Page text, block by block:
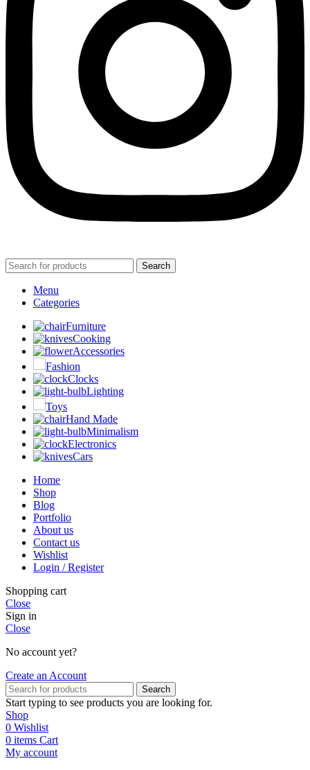
Search
Menu
Categories
Furniture
Cooking
Accessories
Fashion
Clocks
Lighting
Toys
Hand Made
Minimalism
Electronics
Cars
Home
Shop
Blog
Portfolio
About us
Contact us
Wishlist
Login / Register
Shopping cart
Close
Sign in
Close
No account yet?
Create an Account
Search
Start typing to see products you are looking for.
Shop
0 Wishlist
0 items Cart
My account